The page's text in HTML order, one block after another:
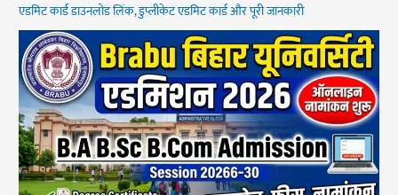
एडमिट कार्ड डाउनलोड लिंक, डुप्लीकेट एडमिट कार्ड और पूरी जानकारी